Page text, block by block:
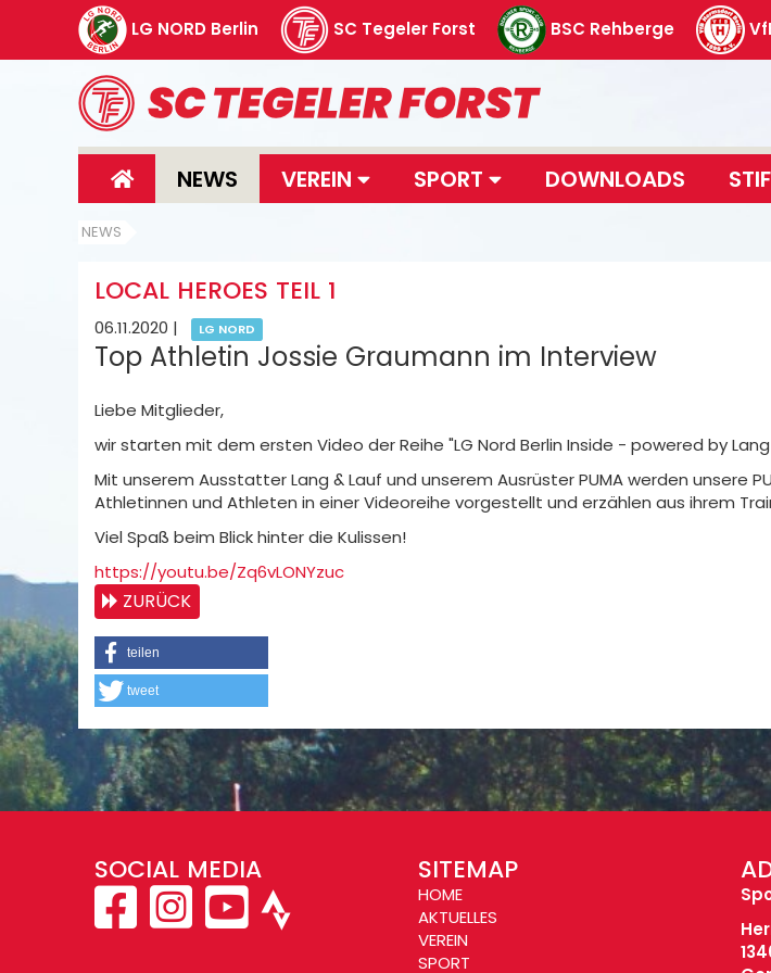
LG NORD Berlin SC Tegeler Forst BSC Rehberge
NEWS VEREIN SPORT DOWNLOADS
NEWS
LOCAL HEROES TEIL 1
06.11.2020 | LG NORD
Top Athletin Jossie Graumann im Interview
Liebe Mitglieder,
wir starten mit dem ersten Video der Reihe "LG Nord Berlin Inside - powered by Lang
Mit unserem Ausstatter Lang & Lauf und unserem Ausrüster PUMA werden unsere
Athletinnen und Athleten in einer Videoreihe vorgestellt und erzählen aus ihrem
Viel Spaß beim Blick hinter die Kulissen!
https://youtu.be/Zq6vLONYzuc
ZURÜCK
teilen
tweet
SOCIAL MEDIA SITEMAP
HOME
AKTUELLES
VEREIN
SPORT